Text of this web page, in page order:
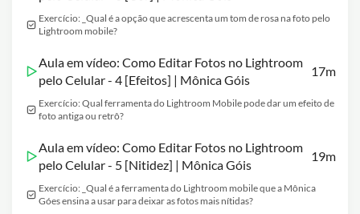
Exercício: _Qual é a opção que acrescenta um tom de rosa na foto pelo
Lightroom mobile?
Aula em vídeo: Como Editar Fotos no Lightroom
pelo Celular - 4 [Efeitos] | Mônica Góis
17m
Exercício: Qual ferramenta do Lightroom Mobile pode dar um efeito de
foto antiga ou retrô?
Aula em vídeo: Como Editar Fotos no Lightroom
pelo Celular - 5 [Nitidez] | Mônica Góis
19m
Exercício: _Qual é a ferramenta do Lightroom mobile que a Mônica
Góes ensina a usar para deixar as fotos mais nítidas?